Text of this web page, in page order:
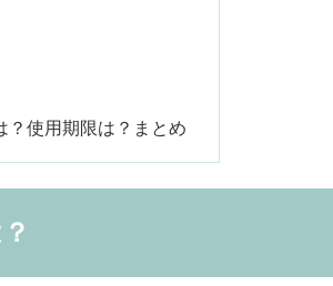
？使用期限は？まとめ